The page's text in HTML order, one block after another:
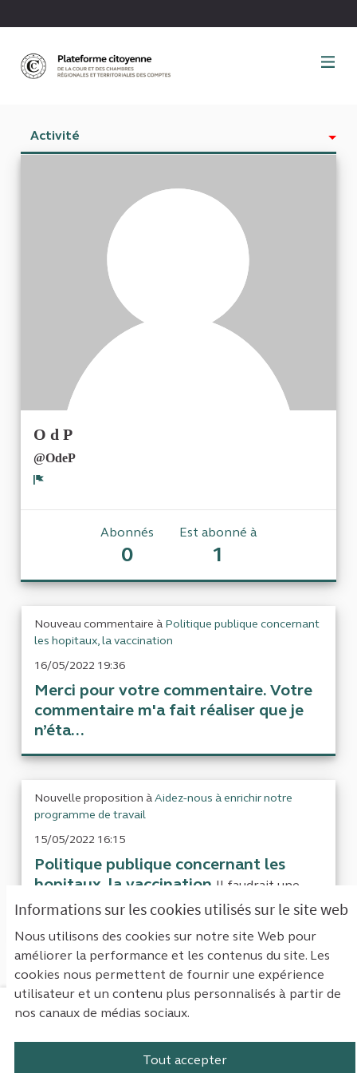
Informations sur les cookies utilisés sur le site web
Nous utilisons des cookies sur notre site Web pour
améliorer la performance et les contenus du site. Les
cookies nous permettent de fournir une expérience
utilisateur et un contenu plus personnalisés à partir de
nos canaux de médias sociaux.
Tout accepter
Activité
O d P
@OdeP
Abonnés
0
Est abonné à
1
Nouveau commentaire à Politique publique concernant
les hopitaux, la vaccination
16/05/2022 19:36
Merci pour votre commentaire. Votre
commentaire m'a fait réaliser que je
n’éta...
Nouvelle proposition àAidez-nous à enrichir notre
programme de travail
15/05/2022 16:15
Politique publique concernant les
hopitaux, la vaccination Il faudrait une
evaluation comparees des couts reels de la
Mentions légales
Paramètres des cookies